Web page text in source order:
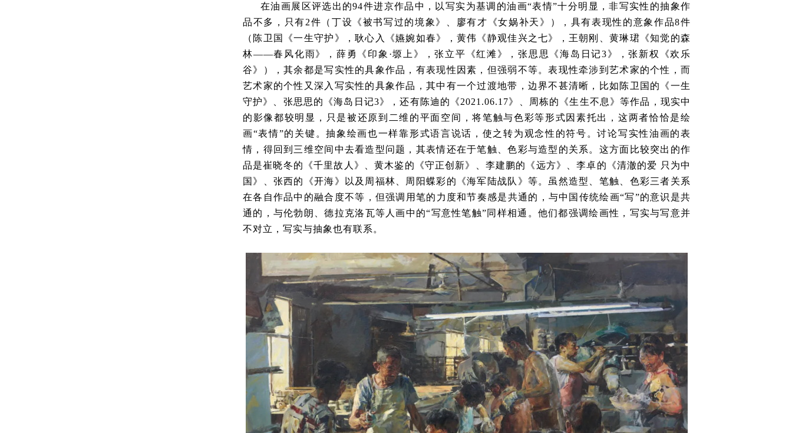
在油画展区评选出的94件进京作品中，以写实为基调的油画“表情”十分明显，非写实性的抽象作
品不多，只有2件（丁设《被书写过的境象》、廖有才《女娲补天》），具有表现性的意象作品8件
（陈卫国《一生守护》，耿心入《嬿婉如春》，黄伟《静观佳兴之七》，王朝刚、黄琳珺《知觉的森
林——春风化雨》，薛勇《印象·塬上》，张立平《红滩》，张思思《海岛日记3》，张新权《欢乐
谷》），其余都是写实性的具象作品，有表现性因素，但强弱不等。表现性牵涉到艺术家的个性，而
艺术家的个性又深入写实性的具象作品，其中有一个过渡地带，边界不甚清晰，比如陈卫国的《一生
守护》、张思思的《海岛日记3》，还有陈迪的《2021.06.17》、周栋的《生生不息》等作品，现实中
的影像都较明显，只是被还原到二维的平面空间，将笔触与色彩等形式因素托出，这两者恰恰是绘
画“表情”的关键。抽象绘画也一样靠形式语言说话，使之转为观念性的符号。讨论写实性油画的表
情，得回到三维空间中去看造型问题，其表情还在于笔触、色彩与造型的关系。这方面比较突出的作
品是崔晓冬的《千里故人》、黄木鉴的《守正创新》、李建鹏的《远方》、李卓的《清澈的爱 只为中
国》、张西的《开海》以及周福林、周阳蝶彩的《海军陆战队》等。虽然造型、笔触、色彩三者关系
在各自作品中的融合度不等，但强调用笔的力度和节奏感是共通的，与中国传统绘画“写”的意识是共
通的，与伦勃朗、德拉克洛瓦等人画中的“写意性笔触”同样相通。他们都强调绘画性，写实与写意并
不对立，写实与抽象也有联系。